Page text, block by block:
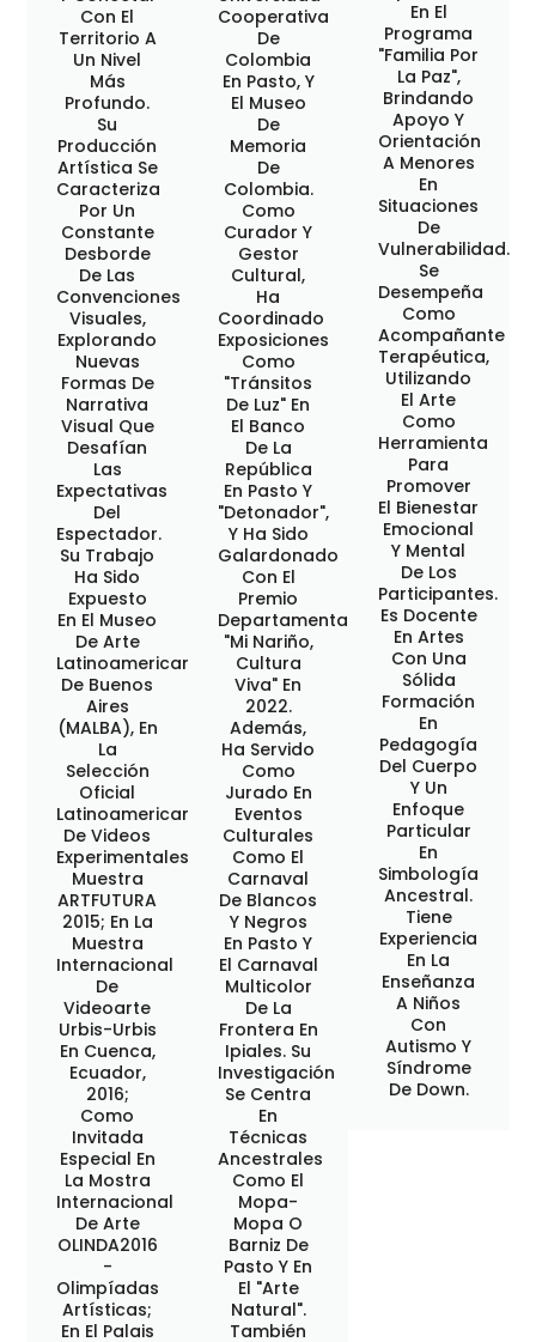
Con El
Territorio A
Un Nivel
Más
Profundo.
Su
Producción
Artística Se
Caracteriza
Por Un
Constante
Desborde
De Las
Convenciones
Visuales,
Explorando
Nuevas
Formas De
Narrativa
Visual Que
Desafían
Las
Expectativas
Del
Espectador.
Su Trabajo
Ha Sido
Expuesto
En El Museo
De Arte
Latinoamericano
De Buenos
Aires
(MALBA), En
La
Selección
Oficial
Latinoamericana
De Videos
Experimentales,
Muestra
ARTFUTURA
2015; En La
Muestra
Internacional
De
Videoarte
Urbis-Urbis
En Cuenca,
Ecuador,
2016;
Como
Invitada
Especial En
La Mostra
Internacional
De Arte
OLINDA2016
-
Olimpíadas
Artísticas;
En El Palais
Cooperativa
De
Colombia
En Pasto, Y
El Museo
De
Memoria
De
Colombia.
Como
Curador Y
Gestor
Cultural,
Ha
Coordinado
Exposiciones
Como
"Tránsitos
De Luz" En
El Banco
De La
República
En Pasto Y
"Detonador",
Y Ha Sido
Galardonado
Con El
Premio
Departamental
"Mi Nariño,
Cultura
Viva" En
2022.
Además,
Ha Servido
Como
Jurado En
Eventos
Culturales
Como El
Carnaval
De Blancos
Y Negros
En Pasto Y
El Carnaval
Multicolor
De La
Frontera En
Ipiales. Su
Investigación
Se Centra
En
Técnicas
Ancestrales
Como El
Mopa-
Mopa O
Barniz De
Pasto Y En
El "Arte
Natural".
También
En El
Programa
"Familia Por
La Paz",
Brindando
Apoyo Y
Orientación
A Menores
En
Situaciones
De
Vulnerabilidad.
Se
Desempeña
Como
Acompañante
Terapéutica,
Utilizando
El Arte
Como
Herramienta
Para
Promover
El Bienestar
Emocional
Y Mental
De Los
Participantes.
Es Docente
En Artes
Con Una
Sólida
Formación
En
Pedagogía
Del Cuerpo
Y Un
Enfoque
Particular
En
Simbología
Ancestral.
Tiene
Experiencia
En La
Enseñanza
A Niños
Con
Autismo Y
Síndrome
De Down.